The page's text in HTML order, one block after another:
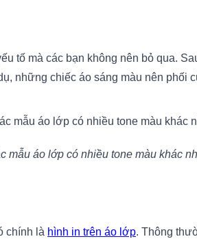
tố mà các bạn không nên bỏ qua.
những chiếc áo sáng màu nên phối
mẫu áo lớp có nhiều tone màu khác
chính là hình in trên áo lớp. Thông